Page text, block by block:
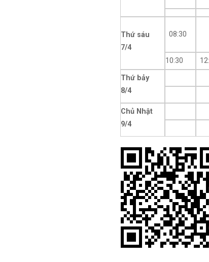
Thứ sáu
7/4
08:30
10:30
Thứ bảy
8/4
Chủ Nhật
9/4